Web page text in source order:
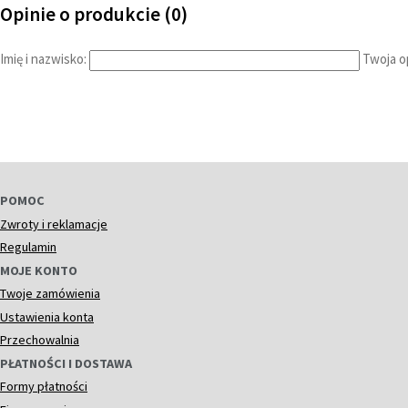
Opinie o produkcie (0)
Imię i nazwisko: Twoja
POMOC
Zwroty i reklamacje
Regulamin
MOJE KONTO
Twoje zamówienia
Ustawienia konta
Przechowalnia
PŁATNOŚCI I DOSTAWA
Formy płatności